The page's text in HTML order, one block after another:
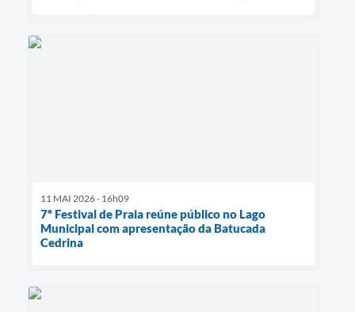
11 MAI 2026 - 16h09
7º Festival de Praia reúne público no Lago
Municipal com apresentação da Batucada
Cedrina